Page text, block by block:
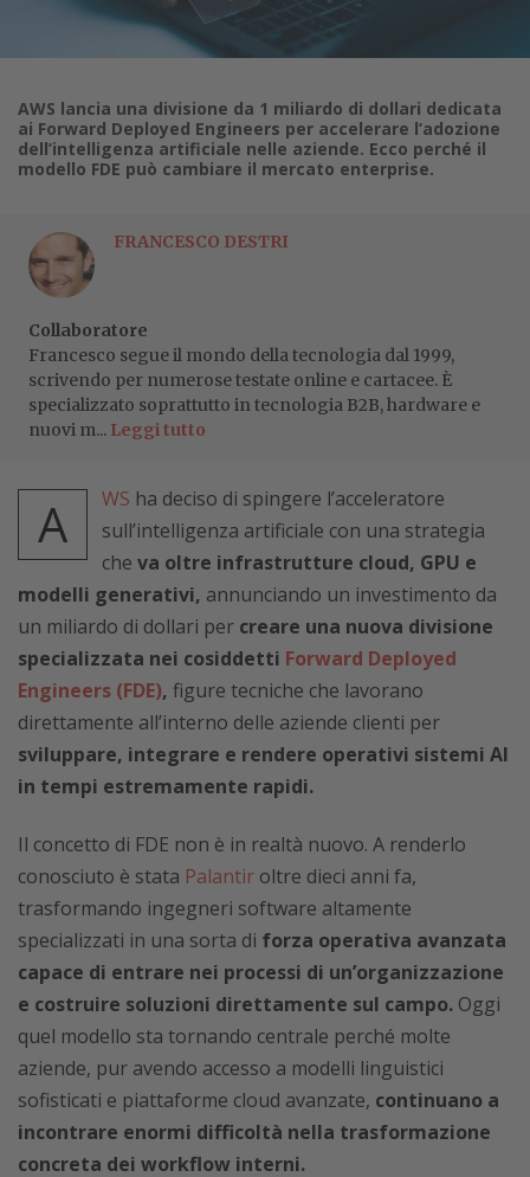
AWS lancia una divisione da 1 miliardo di dollari dedicata
ai Forward Deployed Engineers per accelerare l’adozione
dell’intelligenza artificiale nelle aziende. Ecco perché il
modello FDE può cambiare il mercato enterprise.
FRANCESCO DESTRI
Collaboratore
Francesco segue il mondo della tecnologia dal 1999,
scrivendo per numerose testate online e cartacee. È
specializzato soprattutto in tecnologia B2B, hardware e
nuovi m... Leggi tutto
A WS ha deciso di spingere l’acceleratore
sull’intelligenza artificiale con una strategia
che va oltre infrastrutture cloud, GPU e
modelli generativi, annunciando un investimento da
un miliardo di dollari per creare una nuova divisione
specializzata nei cosiddetti Forward Deployed
Engineers (FDE), figure tecniche che lavorano
direttamente all’interno delle aziende clienti per
sviluppare, integrare e rendere operativi sistemi AI
in tempi estremamente rapidi.
Il concetto di FDE non è in realtà nuovo. A renderlo
conosciuto è stata Palantir oltre dieci anni fa,
trasformando ingegneri software altamente
specializzati in una sorta di forza operativa avanzata
capace di entrare nei processi di un’organizzazione
e costruire soluzioni direttamente sul campo. Oggi
quel modello sta tornando centrale perché molte
aziende, pur avendo accesso a modelli linguistici
sofisticati e piattaforme cloud avanzate, continuano a
incontrare enormi difficoltà nella trasformazione
concreta dei workflow interni.